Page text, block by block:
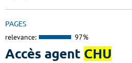
PAGES
relevance: 97%
Accès agent CHU